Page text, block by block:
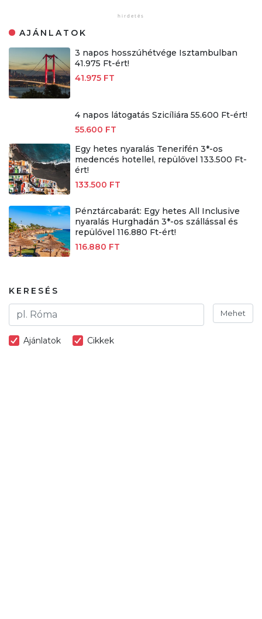
AJÁNLATOK
3 napos hosszúhétvége Isztambulban
41.975 Ft-ért!
41.975 FT
4 napos látogatás Szicíliára 55.600 Ft-ért!
55.600 FT
Egy hetes nyaralás Tenerifén 3*-os
medencés hotellel, repülővel 133.500 Ft-
ért!
133.500 FT
Pénztárcabarát: Egy hetes All Inclusive
nyaralás Hurghadán 3*-os szállással és
repülővel 116.880 Ft-ért!
116.880 FT
KERESÉS
Mehet
Ajánlatok Cikkek